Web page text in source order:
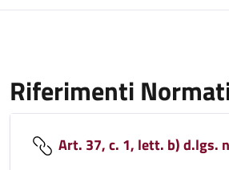
Riferimenti
Art. 37, c. 1, lett. b) d.lgs.